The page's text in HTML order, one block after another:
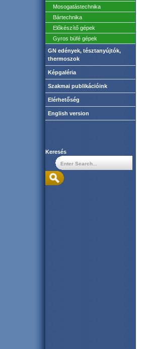
Mosogatástechnika
Bártechnika
Előkészítő gépek
Gyros büfé gépek
GN edények, tésztanyújtók,
thermoszok
Képgaléria
Szakmai publikációink
Elérhetőség
English version
Keresés